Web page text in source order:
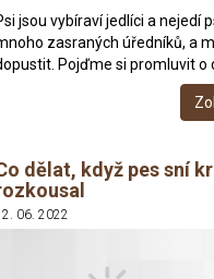
jsou vybíraví jedlíci a nejedí
zasraných úředníků, a
Pojďme si promluvit o
dělat, když pes sní
06. 2022